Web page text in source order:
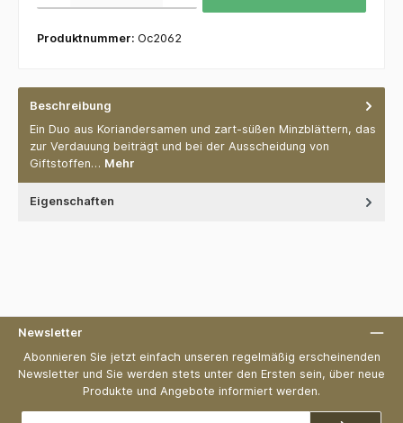
Produktnummer: Oc2062
Beschreibung
Ein Duo aus Koriandersamen und zart-süßen Minzblättern, das
zur Verdauung beiträgt und bei der Ausscheidung von
Giftstoffen… Mehr
Eigenschaften
Newsletter
Abonnieren Sie jetzt einfach unseren regelmäßig erscheinenden
Newsletter und Sie werden stets unter den Ersten sein, über neue
Produkte und Angebote informiert werden.